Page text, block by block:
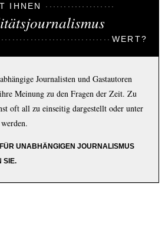
IHNEN
WERT?
Journalisten und Gastautoren
Meinung zu den Fragen der Zeit. Zu
oft all zu einseitig dargestellt oder unter
UNABHÄNGIGEN JOURNALISMUS
SIE.